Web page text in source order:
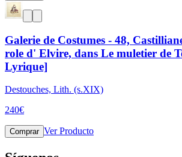
Galerie de Costumes - 48,
role d' Elvire, dans Le muletier de
Lyrique]
Destouches, Lith. (s.XIX)
240€
Comprar Ver Producto